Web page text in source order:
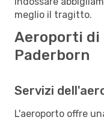
meglio il tragitto.
Aeroporti di
Paderborn
Servizi
L'aeroporto offre